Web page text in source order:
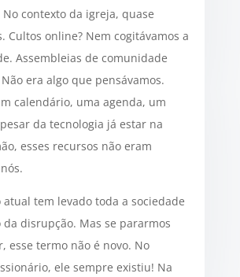
No contexto da igreja, quase
Cultos online? Nem cogitávamos a
Assembleias de comunidade
era algo que pensávamos.
calendário, uma agenda, um
da tecnologia já estar na
esses recursos não eram
atual tem levado toda a sociedade
da disrupção. Mas se pararmos
esse termo não é novo. No
ele sempre existiu! Na